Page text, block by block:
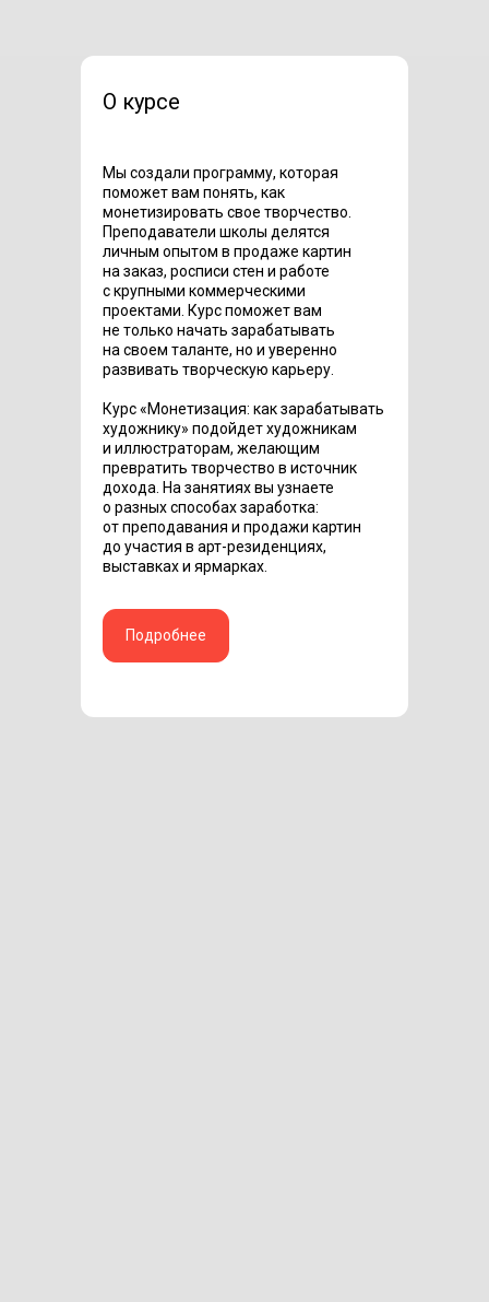
О курсе
Мы создали программу, которая
поможет вам понять, как
монетизировать свое творчество.
Преподаватели школы делятся
личным опытом в продаже картин
на заказ, росписи стен и работе
с крупными коммерческими
проектами. Курс поможет вам
не только начать зарабатывать
на своем таланте, но и уверенно
развивать творческую карьеру.
Курс «Монетизация: как зарабатывать
художнику» подойдет художникам
и иллюстраторам, желающим
превратить творчество в источник
дохода. На занятиях вы узнаете
о разных способах заработка:
от преподавания и продажи картин
до участия в арт-резиденциях,
выставках и ярмарках.
Подробнее